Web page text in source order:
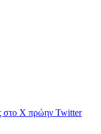
στο X πρώην Twitter